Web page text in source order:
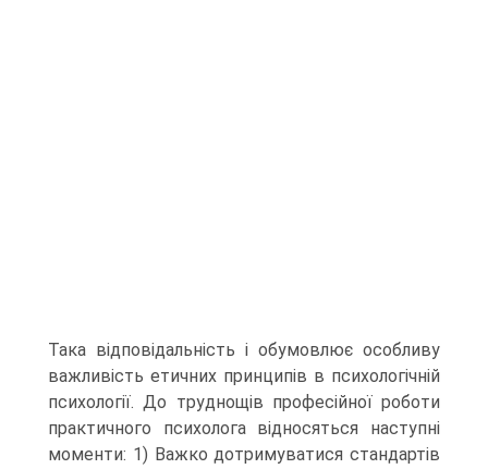
Така відповідальність і обумовлює особливу
важливість етичних принципів в психологічній
психології. До труднощів професійної роботи
практичного психолога відносяться наступні
моменти: 1) Важко дотримуватися стандартів